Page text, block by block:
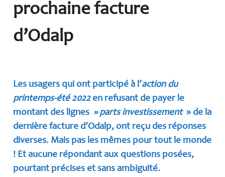
prochaine facture
d’Odalp
Les usagers qui ont participé à l’action du
printemps-été 2022en refusant de payer le
montant des lignes» parts investissement» de la
dernière facture d’Odalp, ont reçu des réponses
diverses. Mais pas les mêmes pour tout le monde
! Et aucune répondant aux questions posées,
pourtant précises et sans ambiguité.